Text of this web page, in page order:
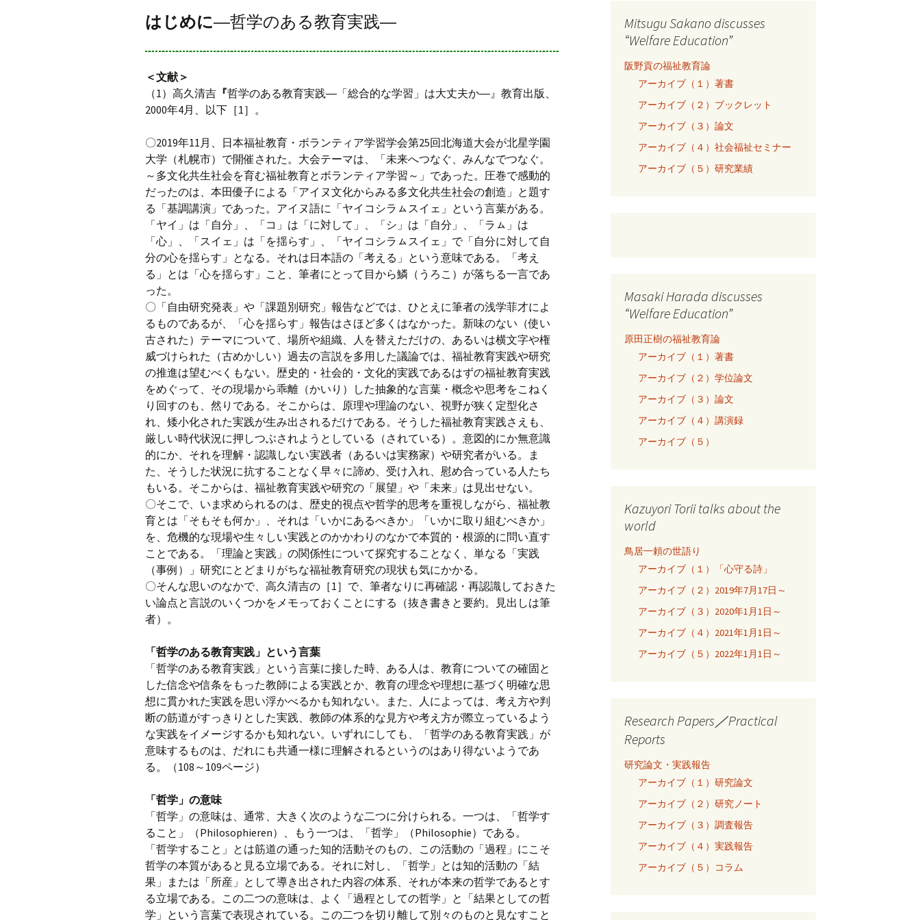
はじめに―哲学のある教育実践―
＜文献＞
（1）高久清吉 『哲学のある教育実践―「総合的な学習」は大丈夫か―』教育出版、
2000年4月、以下［1］。
〇2019年11月、日本福祉教育・ボランティア学習学会第25回北海道大会が北星学園
大学（札幌市）で開催された。大会テーマは、「未来へつなぐ、みんなでつなぐ。
～多文化共生社会を育む福祉教育とボランティア学習～」であった。圧巻で感動的
だったのは、本田優子による「アイヌ文化からみる多文化共生社会の創造」と題す
る「基調講演」であった。アイヌ語に「ヤイコシラㇺスイェ」という言葉がある。
「ヤイ」は「自分」、「コ」は「に対して」、「シ」は「自分」、「ラㇺ」は
「心」、「スイェ」は「を揺らす」、「ヤイコシラㇺスイェ」で「自分に対して自
分の心を揺らす」となる。それは日本語の「考える」という意味である。「考え
る」とは「心を揺らす」こと、筆者にとって目から鱗（うろこ）が落ちる一言であ
った。
〇「自由研究発表」や「課題別研究」報告などでは、ひとえに筆者の浅学菲才によ
るものであるが、「心を揺らす」報告はさほど多くはなかった。新味のない（使い
古された）テーマについて、場所や組織、人を替えただけの、あるいは横文字や権
威づけられた（古めかしい）過去の言説を多用した議論では、福祉教育実践や研究
の推進は望むべくもない。歴史的・社会的・文化的実践であるはずの福祉教育実践
をめぐって、その現場から乖離（かいり）した抽象的な言葉・概念や思考をこねく
り回すのも、然りである。そこからは、原理や理論のない、視野が狭く定型化さ
れ、矮小化された実践が生み出されるだけである。そうした福祉教育実践さえも、
厳しい時代状況に押しつぶされようとしている（されている）。意図的にか無意識
的にか、それを理解・認識しない実践者（あるいは実務家）や研究者がいる。ま
た、そうした状況に抗することなく早々に諦め、受け入れ、慰め合っている人たち
もいる。そこからは、福祉教育実践や研究の「展望」や「未来」は見出せない。
〇そこで、いま求められるのは、歴史的視点や哲学的思考を重視しながら、福祉教
育とは「そもそも何か」、それは「いかにあるべきか」「いかに取り組むべきか」
を、危機的な現場や生々しい実践とのかかわりのなかで本質的・根源的に問い直す
ことである。「理論と実践」の関係性について探究することなく、単なる「実践
（事例）」研究にとどまりがちな福祉教育研究の現状も気にかかる。
〇そんな思いのなかで、高久清吉の［1］で、筆者なりに再確認・再認識しておきた
い論点と言説のいくつかをメモっておくことにする（抜き書きと要約。見出しは筆
者）。
「哲学のある教育実践」という言葉
「哲学のある教育実践」という言葉に接した時、ある人は、教育についての確固と
した信念や信条をもった教師による実践とか、教育の理念や理想に基づく明確な思
想に貫かれた実践を思い浮かべるかも知れない。また、人によっては、考え方や判
断の筋道がすっきりとした実践、教師の体系的な見方や考え方が際立っているよう
な実践をイメージするかも知れない。いずれにしても、「哲学のある教育実践」が
意味するものは、だれにも共通一様に理解されるというのはあり得ないようであ
る。（108～109ページ）
「哲学」の意味
「哲学」の意味は、通常、大きく次のような二つに分けられる。一つは、「哲学す
ること」（Philosophieren）、もう一つは、「哲学」（Philosophie）である。
「哲学すること」とは筋道の通った知的活動そのもの、この活動の「過程」にこそ
哲学の本質があると見る立場である。それに対し、「哲学」とは知的活動の「結
果」または「所産」として導き出された内容の体系、それが本来の哲学であるとす
る立場である。この二つの意味は、よく「過程としての哲学」と「結果としての哲
学」という言葉で表現されている。この二つを切り離して別々のものと見なすこと
Mitsugu Sakano discusses
“Welfare Education”
阪野貢の福祉教育論
アーカイブ（１）著書
アーカイブ（２）ブックレット
アーカイブ（３）論文
アーカイブ（４）社会福祉セミナー
アーカイブ（５）研究業績
Masaki Harada discusses
“Welfare Education”
原田正樹の福祉教育論
アーカイブ（１）著書
アーカイブ（２）学位論文
アーカイブ（３）論文
アーカイブ（４）講演録
アーカイブ（５）
Kazuyori Torii talks about the
world
鳥居一頼の世語り
アーカイブ（１）「心守る詩」
アーカイブ（２）2019年7月17日～
アーカイブ（３）2020年1月1日～
アーカイブ（４）2021年1月1日～
アーカイブ（５）2022年1月1日～
Research Papers／Practical
Reports
研究論文・実践報告
アーカイブ（１）研究論文
アーカイブ（２）研究ノート
アーカイブ（３）調査報告
アーカイブ（４）実践報告
アーカイブ（５）コラム